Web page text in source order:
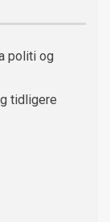
politi og
tidligere